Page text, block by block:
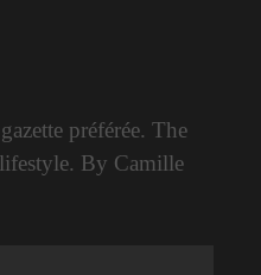
préférée. The
By Camille